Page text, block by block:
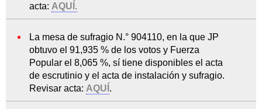
acta: AQUÍ.
La mesa de sufragio N.° 904110, en la que JP
obtuvo el 91,935 % de los votos y Fuerza
Popular el 8,065 %, sí tiene disponibles el acta
de escrutinio y el acta de instalación y sufragio.
Revisar acta: AQUÍ .